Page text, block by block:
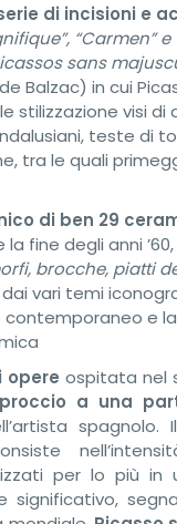
di incisioni e
“Carmen”
sans
Balzac) in cui
stilizzazione visi di
teste di
tra le quali
di ben 29
la fine degli anni
brocche, piatti
dai vari temi
contemporaneo e
opere ospitata nel
a una
per lo più in
significativo,